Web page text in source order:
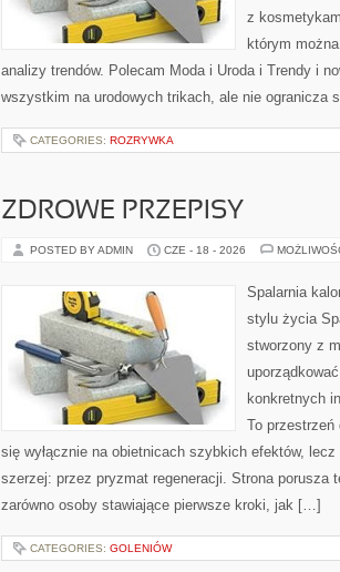
z
którym
analizy trendów. Polecam Moda i Uroda i Trendy i
wszystkim na urodowych trikach, ale nie ogranicza
CATEGORIES: ROZRYWKA
ZDROWE PRZEPISY
POSTED BY ADMIN CZE - 18 - 2026
Spalarnia
stylu życia
stworzony z
konkretnych
To
się wyłącznie na obietnicach szybkich efektów,
szerzej: przez pryzmat regeneracji. Strona porusza
zarówno osoby stawiające pierwsze kroki, jak […]
CATEGORIES: GOLENIÓW